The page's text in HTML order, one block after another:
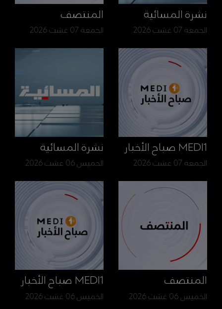
نشرة المسائية
الجمعة 07 غشت 2026
المنتصف
الجمعة 07 غشت 2026
MEDI1 صباح الأخبار
الجمعة 07 غشت 2026
نشرة المسائية
الخميس 06 غشت 2026
المنتصف
الخميس 06 غشت 2026
MEDI1 صباح الأخبار
الخميس 06 غشت 2026